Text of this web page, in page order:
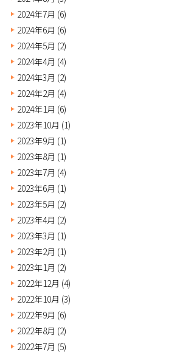
2024年7月 (6)
2024年6月 (6)
2024年5月 (2)
2024年4月 (4)
2024年3月 (2)
2024年2月 (4)
2024年1月 (6)
2023年10月 (1)
2023年9月 (1)
2023年8月 (1)
2023年7月 (4)
2023年6月 (1)
2023年5月 (2)
2023年4月 (2)
2023年3月 (1)
2023年2月 (1)
2023年1月 (2)
2022年12月 (4)
2022年10月 (3)
2022年9月 (6)
2022年8月 (2)
2022年7月 (5)